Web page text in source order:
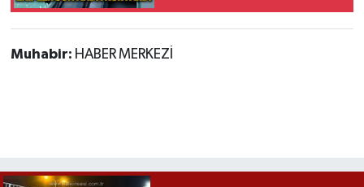
Muhabir: HABER MERKEZİ